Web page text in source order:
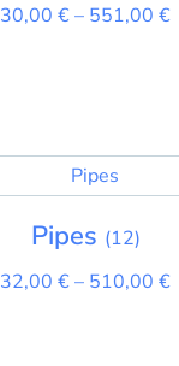
30,00 €– 551,00 €
Pipes (12)
32,00 €– 510,00 €